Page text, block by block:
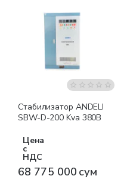
Бесплатная доставка
Стабилизатор ANDELI
SBW-D-200 Kva 380В
Цена
с
НДС
68 775 000 сум